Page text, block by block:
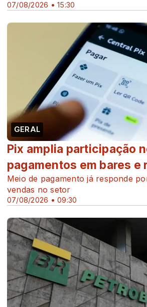
07/08/2026 • 15:30
GERAL
07/08/2026 • 09:30
Pix amplia participação
pagamentos em bares e
Meio de pagamento já responde
vendas no setor